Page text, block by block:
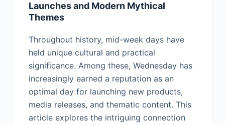
Launches and Modern Mythical
Themes
Throughout history, mid-week days have
held unique cultural and practical
significance. Among these, Wednesday has
increasingly earned a reputation as an
optimal day for launching new products,
media releases, and thematic content. This
article explores the intriguing connection